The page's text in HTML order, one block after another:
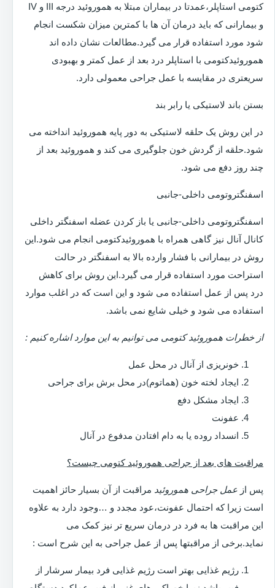
کتومی استاپلر،عمدتا در بیماران مبتلا به هموروئید درجه III و IV
و بیمارانی که باید درمان آن ها با کمترین میزان شکست انجام
شود مورد استفاده قرار می گیرد.مطالعات نشان داده اند
هموروئیدکتومی با استاپلر درد بعد از عمل کمتر و بهبودی
سریعتری در مقایسه با عمل جراحی معمولی دارد.
بستن باند لاستیکی یا رابر بند
در این روش یک حلقه لاستیکی به دور پایه هموروئید انداخته می
شود.حلقه از گردش خون جلوگیری می کند و هموروئید بعد از
چند روز دفع می شود.
اسفنگتروتومی داخلی-جانبی
اسفنگتروتومی داخلی-جانبی یا باز کردن عضله اسفنگتر داخلی
کانال آنال نیز گاهی همراه با هموروئیدکتومی انجام می شود.این
روش در بیمارانی با فشار وارده بالا به اسفنگتر در حالت
استراحت مورد استفاده قرار می گیرد.این روش برای کاهش
درد پس از عمل استفاده می شود و این است که در اغلب موارد
استفاده می شود و خیلی شایع نمی باشد.
از خطرات هموروئید کتومی می توانیم به این موارد اشاره کنیم :
خونریزی از آنال در محل عمل
ایجاد لخته خون (هماتوم)در محل برش برای جراحی
ایجاد مشکل دفع
عفونت
انسداد روده یا به دام افتادن مدفوع در آنال
مراقبت های بعد از جراحی هموروئید کتومی چیست؟
پس از عمل جراحی هموروئید مراقبت از آن بسیار حائز اهمیت
است زیرا که احتمال عفونت،عود مجدد و …وجود دارد به علاوه
این مراقبت ها به فرد در درمان سریع تر نیز کمک می
نماید.برخی از مراقبتها پس از عمل جراحی به این شرح است :
رژیم غذایی بهتر است رژیم غذایی فرد بیمار سرشار از